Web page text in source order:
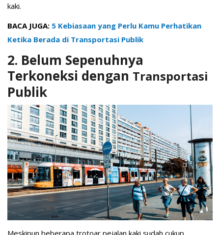
kaki.
BACA JUGA: 5 Kebiasaan yang Perlu Kamu Perhatikan
Ketika Berada di Transportasi Publik
2. Belum Sepenuhnya
Terkoneksi dengan Transportasi
Publik
Meskipun beberapa trotoar pejalan kaki sudah cukup